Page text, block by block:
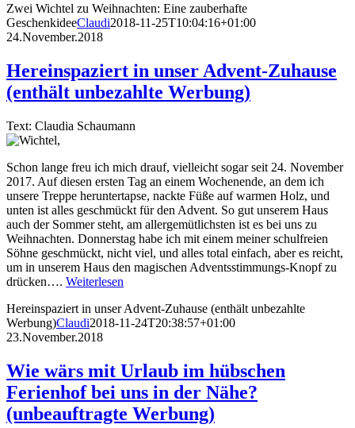
Zwei Wichtel zu Weihnachten: Eine zauberhafte
GeschenkideeClaudi2018-11-25T10:04:16+01:00
24.November.2018
Hereinspaziert in unser Advent-Zuhause
(enthält unbezahlte Werbung)
Text: Claudia Schaumann
Schon lange freu ich mich drauf, vielleicht sogar seit 24. November
2017. Auf diesen ersten Tag an einem Wochenende, an dem ich
unsere Treppe heruntertapse, nackte Füße auf warmen Holz, und
unten ist alles geschmückt für den Advent. So gut unserem Haus
auch der Sommer steht, am allergemütlichsten ist es bei uns zu
Weihnachten. Donnerstag habe ich mit einem meiner schulfreien
Söhne geschmückt, nicht viel, und alles total einfach, aber es reicht,
um in unserem Haus den magischen Adventsstimmungs-Knopf zu
drücken…. Weiterlesen
Hereinspaziert in unser Advent-Zuhause (enthält unbezahlte
Werbung)Claudi2018-11-24T20:38:57+01:00
23.November.2018
Wie wärs mit Urlaub im hübschen
Ferienhof bei uns in der Nähe?
(unbeauftragte Werbung)